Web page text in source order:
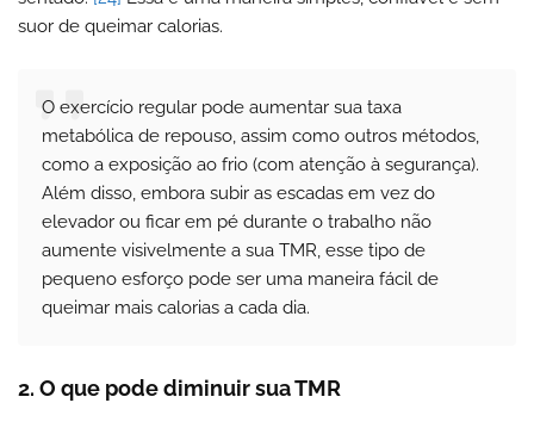
suor de queimar calorias.
O exercício regular pode aumentar sua taxa
metabólica de repouso, assim como outros métodos,
como a exposição ao frio (com atenção à segurança).
Além disso, embora subir as escadas em vez do
elevador ou ficar em pé durante o trabalho não
aumente visivelmente a sua TMR, esse tipo de
pequeno esforço pode ser uma maneira fácil de
queimar mais calorias a cada dia.
2. O que pode diminuir sua TMR